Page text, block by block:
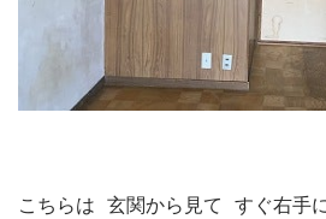
こちらは 玄関から見て すぐ右手に